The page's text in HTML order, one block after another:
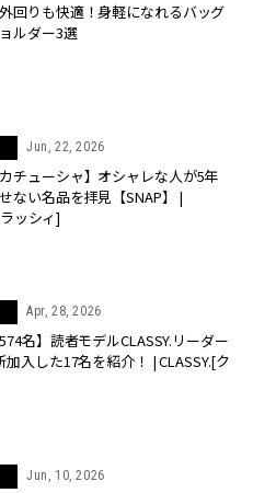
回りも快適！身軽になれるバッグ
ルダー3選
Jun, 22, 2026
カチューシャ】オシャレな人が5年
ない名品を拝見【SNAP】 |
ッシィ]
Apr, 28, 2026
名】読者モデルCLASSY.リーダー
加入した17名を紹介！ | CLASSY.[ク
Jun, 10, 2026